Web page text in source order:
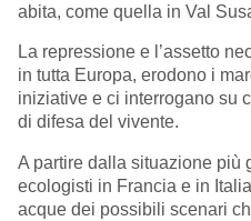
abita, come quella in Val
La repressione e l’assetto
in tutta Europa, erodono i
iniziative e ci interrogano su
di difesa del vivente.
A partire dalla situazione più
ecologisti in Francia e in
acque dei possibili scenari